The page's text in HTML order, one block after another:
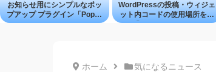
お知らせ用にシンプルなポッ
プアップ プラグイン「Popup
Studio」
WordPressの投稿・ウィジェ
ット内コードの使用場所を探
せる「Content Search Tool」
ホーム 気になるニュース